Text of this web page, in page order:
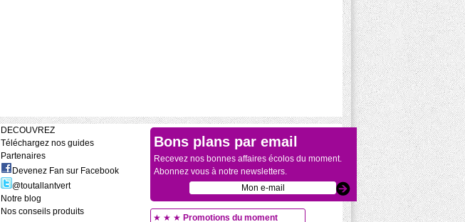
DECOUVREZ
Téléchargez nos guides
Partenaires
Devenez Fan sur Facebook
@toutallantvert
Notre blog
Nos conseils produits
Bons plans par email
Recevez nos bonnes affaires écolos du moment.
Abonnez vous à notre newsletters.
★ ★ ★ Promotions du moment